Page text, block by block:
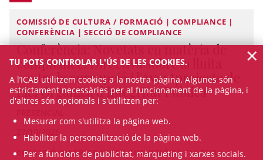
COMISSIÓ DE CULTURA / FORMACIÓ | COMPLIANCE |
CONFERÈNCIA | SECCIÓ DE COMPLIANCE
Conferència: Novetats en matèria de
compliance: Directiva sobre la lluita
contra la corrupció i l'Avantprojecte de
Llei Orgànica d'Integritat Pública
COMISSIÓ D'ARBITRATGE | COMISSIÓ DE CULTURA /
TU POTS CONTROLAR L'ÚS DE LES COOKIES.
A l’ICAB utilitzem cookies a la nostra pàgina. Algunes són
estrictament necessàries per al funcionament de la pàgina, i
d'altres són opcionals i s'utilitzen per:
Mesurar com s'utilitza la pàgina web.
Habilitar la personalització de la pàgina web.
Per a funcions de publicitat, màrqueting i xarxes socials.
×